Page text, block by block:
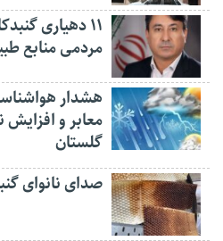
۱۱ دهیاری
مردمی منابع
هشدار
معابر و افزایش
گلستان
صدای نانوای